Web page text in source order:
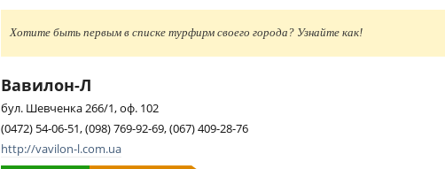
Хотите быть первым в списке турфирм своего города? Узнайте как!
Вавилон-Л
бул. Шевченка 266/1, оф. 102
(0472) 54-06-51, (098) 769-92-69, (067) 409-28-76
http://vavilon-l.com.ua